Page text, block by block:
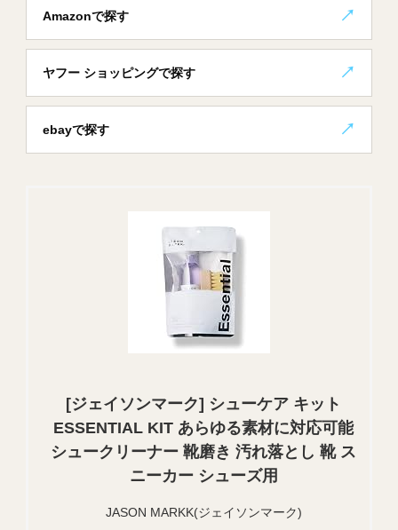
Amazonで探す
ヤフー ショッピングで探す
ebayで探す
[ジェイソンマーク] シューケア キット
ESSENTIAL KIT あらゆる素材に対応可能
シュークリーナー 靴磨き 汚れ落とし 靴 ス
ニーカー シューズ用
JASON MARKK(ジェイソンマーク)